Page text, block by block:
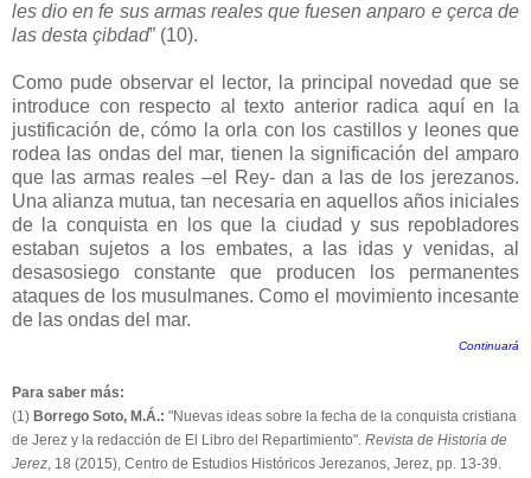
les dio en fe sus armas reales que fuesen anparo e çerca de
las desta çibdad” (10).
Como pude observar el lector, la principal novedad que se
introduce con respecto al texto anterior radica aquí en la
justificación de, cómo la orla con los castillos y leones que
rodea las ondas del mar, tienen la significación del amparo
que las armas reales –el Rey- dan a las de los jerezanos.
Una alianza mutua, tan necesaria en aquellos años iniciales
de la conquista en los que la ciudad y sus repobladores
estaban sujetos a los embates, a las idas y venidas, al
desasosiego constante que producen los permanentes
ataques de los musulmanes. Como el movimiento incesante
de las ondas del mar.
Continuará
Para saber más:
(1) Borrego Soto, M.Á.: "Nuevas ideas sobre la fecha de la conquista cristiana
de Jerez y la redacción de El Libro del Repartimiento". Revista de Historia de
Jerez, 18 (2015), Centro de Estudios Históricos Jerezanos, Jerez, pp. 13-39.